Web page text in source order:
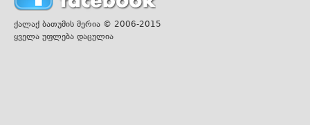
ქალაქ ბათუმის მერია © 2006-2015
ყველა უფლება დაცულია